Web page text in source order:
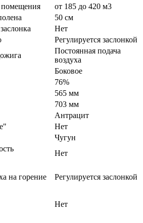
помещения
от 185 до 420 м3
50 см
Нет
Регулируется заслонкой
Постоянная подача
воздуха
Боковое
76%
565 мм
703 мм
Антрацит
Нет
Чугун
Нет
на горение Регулируется заслонкой
Нет